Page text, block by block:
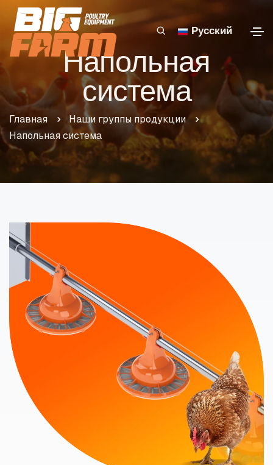
Русский
Напольная
система
Главная
Наши группы продукции
Напольная система